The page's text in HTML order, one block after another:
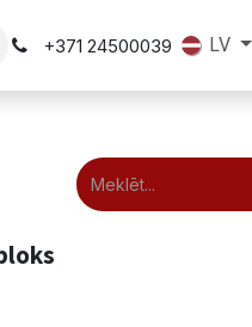
+371 24500039 LV